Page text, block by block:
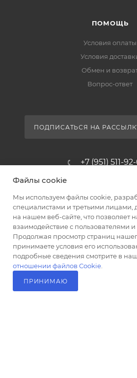
ПОМОЩЬ
Условия оплаты
Условия
Обмен и
Вопрос-ответ
ПОДПИСАТЬСЯ НА
+7 (951) 511-92-
Магазин-склад ТЦ
Ростовская обл,
пос. Янтарный,
Кольцо, 3, ТЦ
Показать на
Файлы cookie
Мы используем файлы cookie,
специалистами и третьими лицами,
на нашем веб-сайте, что позволяет
взаимодействие с пользователями
Продолжая просмотр страниц
принимаете условия его
подробные сведения смотрите в
отношении файлов Cookie
ПРИНИМАЮ